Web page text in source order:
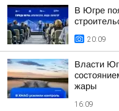
В Югре
20:09
Власти
жары
16:09